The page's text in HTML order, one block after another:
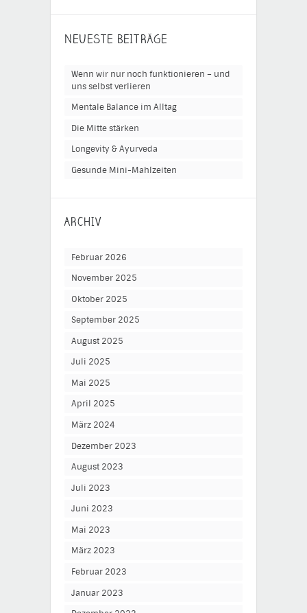
NEUESTE BEITRÄGE
Wenn wir nur noch funktionieren – und
uns selbst verlieren
Mentale Balance im Alltag
Die Mitte stärken
Longevity & Ayurveda
Gesunde Mini-Mahlzeiten
ARCHIV
Februar 2026
November 2025
Oktober 2025
September 2025
August 2025
Juli 2025
Mai 2025
April 2025
März 2024
Dezember 2023
August 2023
Juli 2023
Juni 2023
Mai 2023
März 2023
Februar 2023
Januar 2023